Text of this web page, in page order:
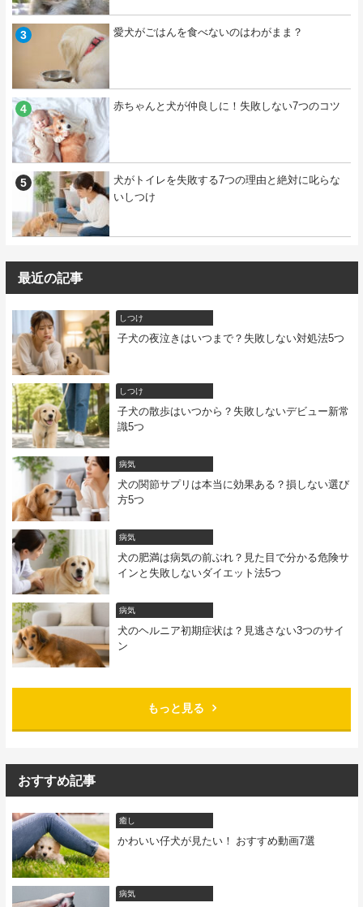
愛犬がごはんを食べないのはわがまま？
赤ちゃんと犬が仲良しに！失敗しない7つのコツ
犬がトイレを失敗する7つの理由と絶対に叱らな
いしつけ
最近の記事
しつけ
子犬の夜泣きはいつまで？失敗しない対処法5つ
しつけ
子犬の散歩はいつから？失敗しないデビュー新常
識5つ
病気
犬の関節サプリは本当に効果ある？損しない選び
方5つ
病気
犬の肥満は病気の前ぶれ？見た目で分かる危険サ
インと失敗しないダイエット法5つ
病気
犬のヘルニア初期症状は？見逃さない3つのサイ
ン
もっと見る
おすすめ記事
癒し
かわいい仔犬が見たい！ おすすめ動画7選
病気